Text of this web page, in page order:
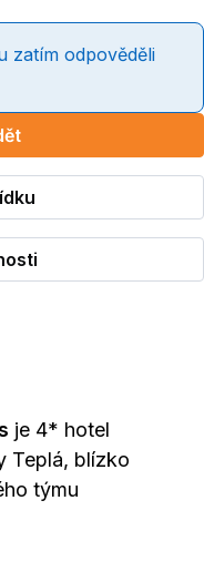
zatím odpověděli
je 4* hotel
Teplá, blízko
týmu